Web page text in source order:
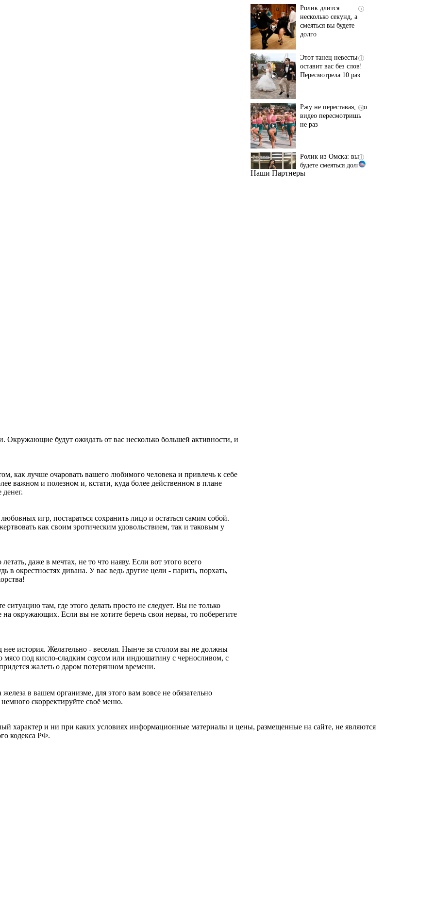
Окружающие будут ожидать от вас несколько большей активности, и
как лучше очаровать вашего любимого человека и привлечь к себе
важном и полезном и, кстати, куда более действенном в плане
игр, постараться сохранить лицо и остаться самим собой.
как своим эротическим удовольствием, так и таковым у
даже в мечтах, не то что наяву. Если вот этого всего
в окрестностях дивана. У вас ведь другие цели - парить, порхать,
там, где этого делать просто не следует. Вы не только
на окружающих. Если вы не хотите беречь свои нервы, то поберегите
история. Желательно - веселая. Нынче за столом вы не должны
мясо под кисло-сладким соусом или индюшатину с черносливом, с
жалеть о даром потерянном времени.
в вашем организме, для этого вам вовсе не обязательно
скорректируйте своё меню.
долго
Этот танец невесты
оставит вас без слов!
Ржу не переставая, это
Ролик из Омска: вы
Ролик длится пару
Наши Партнеры
характер и ни при каких условиях информационные материалы и цены, размещенные на сайте, не являются
кодекса РФ.